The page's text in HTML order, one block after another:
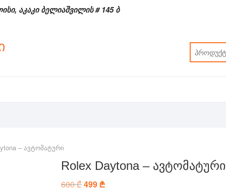
აკაკი ბელიაშვილის # 145 ბ
– ავტომატური
Rolex Daytona – ავტომატური
600₾Original
499₾Current